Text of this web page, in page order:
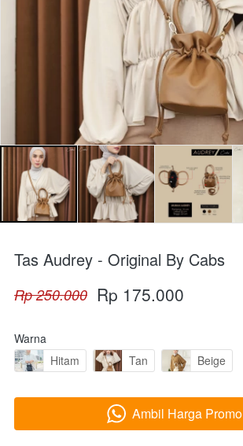
Tas Audrey - Original By Cabs
Rp 250.000 Rp 175.000
Warna
Hitam
Tan Beige
` Ambil Harga Promo